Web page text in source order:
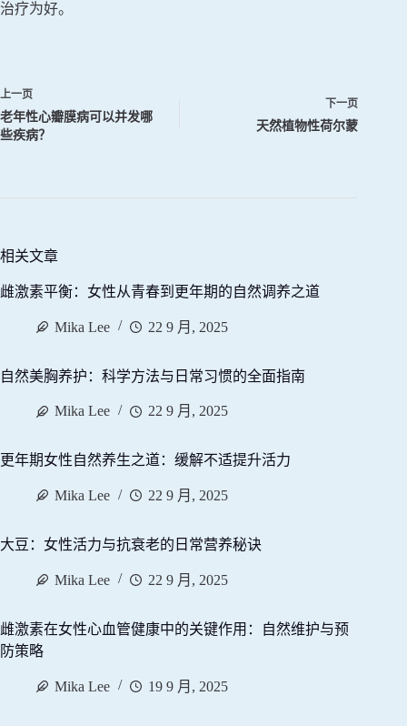
治疗为好。
上一页
老年性心瓣膜病可以并发哪
些疾病？
下一页
天然植物性荷尔蒙
相关文章
雌激素平衡：女性从青春到更年期的自然调养之道
Mika Lee 22 9 月, 2025
自然美胸养护：科学方法与日常习惯的全面指南
Mika Lee 22 9 月, 2025
更年期女性自然养生之道：缓解不适提升活力
Mika Lee 22 9 月, 2025
大豆：女性活力与抗衰老的日常营养秘诀
Mika Lee 22 9 月, 2025
雌激素在女性心血管健康中的关键作用：自然维护与预
防策略
Mika Lee 19 9 月, 2025